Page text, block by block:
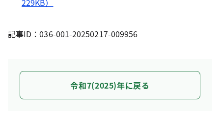
229KB）
記事ID：036-001-20250217-009956
令和7(2025)年に戻る